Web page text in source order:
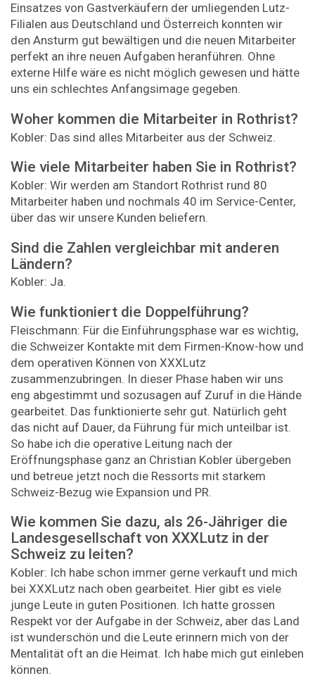
Einsatzes von Gastverkäufern der umliegenden Lutz-
Filialen aus Deutschland und Österreich konnten wir
den Ansturm gut bewältigen und die neuen Mitarbeiter
perfekt an ihre neuen Aufgaben heranführen. Ohne
externe Hilfe wäre es nicht möglich gewesen und hätte
uns ein schlechtes Anfangsimage gegeben.
Woher kommen die Mitarbeiter in Rothrist?
Kobler: Das sind alles Mitarbeiter aus der Schweiz.
Wie viele Mitarbeiter haben Sie in Rothrist?
Kobler: Wir werden am Standort Rothrist rund 80
Mitarbeiter haben und nochmals 40 im Service-Center,
über das wir unsere Kunden beliefern.
Sind die Zahlen vergleichbar mit anderen
Ländern?
Kobler: Ja.
Wie funktioniert die Doppelführung?
Fleischmann: Für die Einführungsphase war es wichtig,
die Schweizer Kontakte mit dem Firmen-Know-how und
dem operativen Können von XXXLutz
zusammenzubringen. In dieser Phase haben wir uns
eng abgestimmt und sozusagen auf Zuruf in die Hände
gearbeitet. Das funktionierte sehr gut. Natürlich geht
das nicht auf Dauer, da Führung für mich unteilbar ist.
So habe ich die operative Leitung nach der
Eröffnungsphase ganz an Christian Kobler übergeben
und betreue jetzt noch die Ressorts mit starkem
Schweiz-Bezug wie Expansion und PR.
Wie kommen Sie dazu, als 26-Jähriger die
Landesgesellschaft von XXXLutz in der
Schweiz zu leiten?
Kobler: Ich habe schon immer gerne verkauft und mich
bei XXXLutz nach oben gearbeitet. Hier gibt es viele
junge Leute in guten Positionen. Ich hatte grossen
Respekt vor der Aufgabe in der Schweiz, aber das Land
ist wunderschön und die Leute erinnern mich von der
Mentalität oft an die Heimat. Ich habe mich gut einleben
können.